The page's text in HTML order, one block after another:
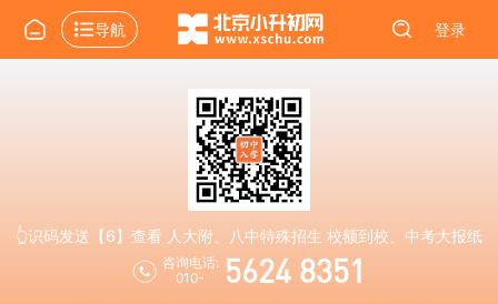
导航 登录
👆识码发送【6】查看 人大附、八中特殊招生 校额到校、中考大报纸
咨询电话:
010-
5624 8351